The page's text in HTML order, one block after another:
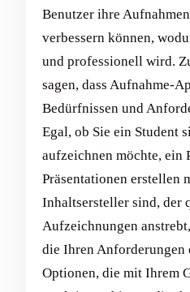
Benutzer ihre
verbessern können,
und professionell wird.
sagen, dass Aufnahme-
Bedürfnissen und
Egal, ob Sie ein Student
aufzeichnen möchte, ein
Präsentationen erstellen
Inhaltsersteller sind, der
Aufzeichnungen
die Ihren Anforderungen
Optionen, die mit Ihrem